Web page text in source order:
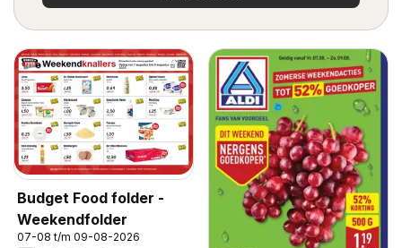
Budget Food folder -
Weekendfolder
07-08 t/m 09-08-2026